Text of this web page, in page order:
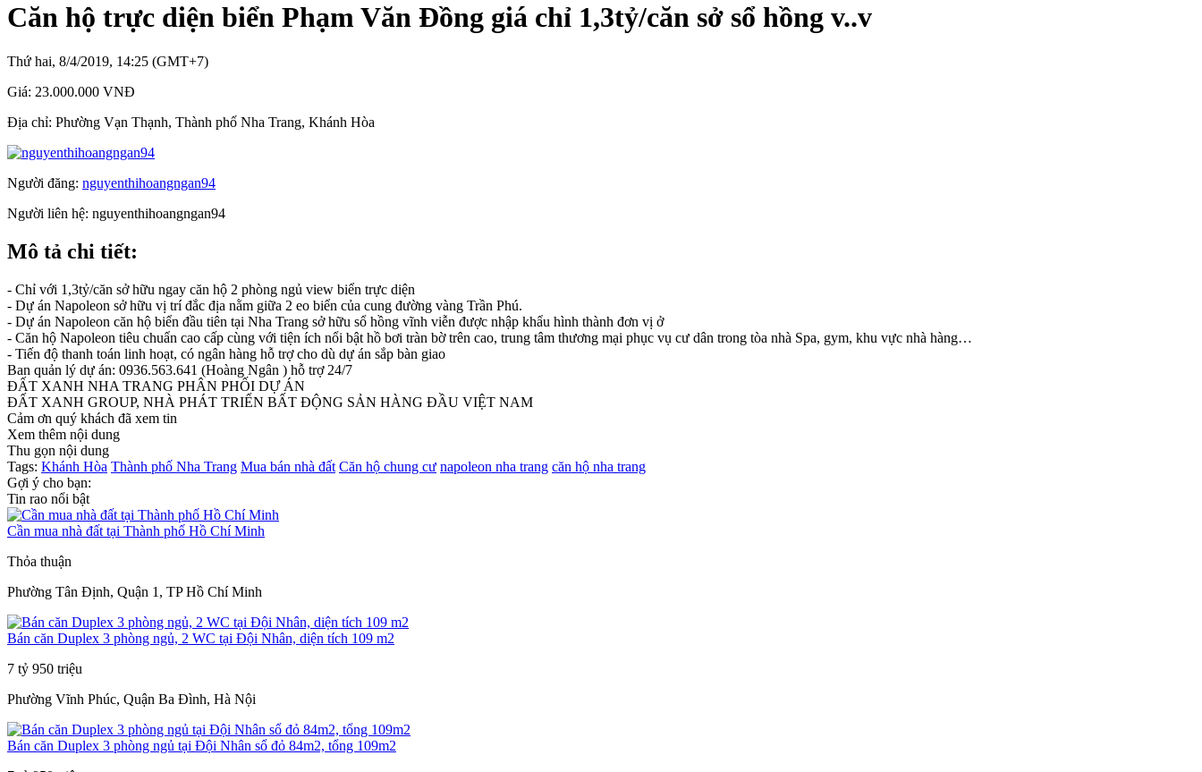
Căn hộ trực diện biển Phạm Văn Đồng giá chỉ 1,3tỷ/căn sở sổ hồng v..v
Thứ hai, 8/4/2019, 14:25 (GMT+7)
Giá: 23.000.000 VNĐ
Địa chỉ: Phường Vạn Thạnh, Thành phố Nha Trang, Khánh Hòa
Người đăng: nguyenthihoangngan94
Người liên hệ: nguyenthihoangngan94
Mô tả chi tiết:
- Chỉ với 1,3tỷ/căn sở hữu ngay căn hộ 2 phòng ngủ view biển trực diện
- Dự án Napoleon sở hữu vị trí đắc địa nằm giữa 2 eo biển của cung đường vàng Trần Phú.
- Dự án Napoleon căn hộ biển đầu tiên tại Nha Trang sở hữu sổ hồng vĩnh viễn được nhập khẩu hình thành đơn vị ở
- Căn hộ Napoleon tiêu chuẩn cao cấp cùng với tiện ích nổi bật hồ bơi tràn bờ trên cao, trung tâm thương mại phục vụ cư dân trong tòa nhà Spa, gym, khu vực nhà hàng…
- Tiến độ thanh toán linh hoạt, có ngân hàng hỗ trợ cho dù dự án sắp bàn giao
Ban quản lý dự án: 0936.563.641 (Hoàng Ngân ) hỗ trợ 24/7
ĐẤT XANH NHA TRANG PHÂN PHỐI DỰ ÁN
ĐẤT XANH GROUP, NHÀ PHÁT TRIỂN BẤT ĐỘNG SẢN HÀNG ĐẦU VIỆT NAM
Cảm ơn quý khách đã xem tin
Xem thêm nội dung
Thu gọn nội dung
Tags: Khánh Hòa Thành phố Nha Trang Mua bán nhà đất Căn hộ chung cư napoleon nha trang căn hộ nha trang
Gợi ý cho bạn:
Tin rao nổi bật
Cần mua nhà đất tại Thành phố Hồ Chí Minh
Thỏa thuận
Phường Tân Định, Quận 1, TP Hồ Chí Minh
Bán căn Duplex 3 phòng ngủ, 2 WC tại Đội Nhân, diện tích 109 m2
7 tỷ 950 triệu
Phường Vĩnh Phúc, Quận Ba Đình, Hà Nội
Bán căn Duplex 3 phòng ngủ tại Đội Nhân sổ đỏ 84m2, tổng 109m2